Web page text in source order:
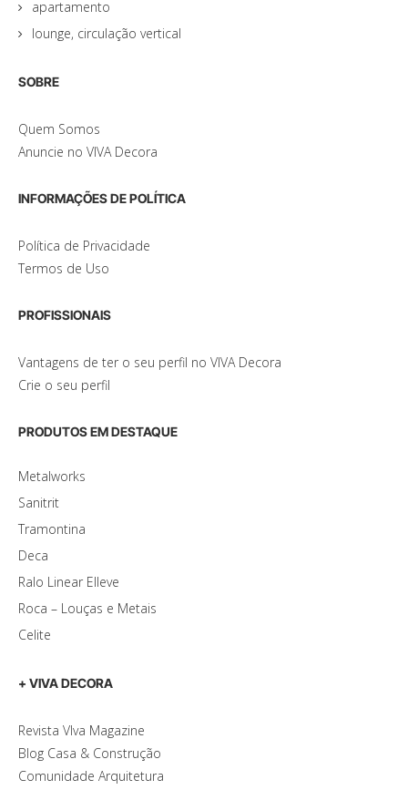
apartamento
lounge, circulação vertical
SOBRE
Quem Somos
Anuncie no VIVA Decora
INFORMAÇÕES DE POLÍTICA
Política de Privacidade
Termos de Uso
PROFISSIONAIS
Vantagens de ter o seu perfil no VIVA Decora
Crie o seu perfil
PRODUTOS EM DESTAQUE
Metalworks
Sanitrit
Tramontina
Deca
Ralo Linear Elleve
Roca – Louças e Metais
Celite
+ VIVA DECORA
Revista VIva Magazine
Blog Casa & Construção
Comunidade Arquitetura